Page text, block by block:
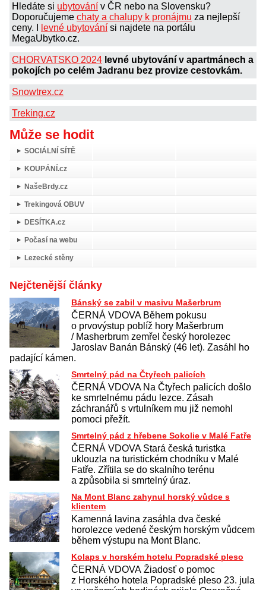
Hledáte si ubytování v ČR nebo na Slovensku?
Doporučujeme chaty a chalupy k pronájmu za nejlepší
ceny. I
levné ubytování si najdete na portálu
MegaUbytko.cz.
CHORVATSKO 2024 levné ubytování v apartmánech a
pokojích po celém Jadranu bez provize cestovkám.
Snowtrex.cz
Treking.cz
Může se hodit
SOCIÁLNÍ SÍTĚ
KOUPÁNÍ.cz
NašeBrdy.cz
Trekingová OBUV
DESÍTKA.cz
Počasí na webu
Lezecké stěny
Nejčtenější články
Bánský se zabil v masivu Mašerbrum
ČERNÁ VDOVA Během pokusu
o prvovýstup poblíž hory Mašerbrum
/ Masherbrum zemřel český horolezec
Jaroslav Banán Bánský (46 let). Zasáhl ho
padající kámen.
Smrtelný pád na Čtyřech palicích
ČERNÁ VDOVA Na Čtyřech palicích došlo
ke smrtelnému pádu lezce. Zásah
záchranářů s vrtulníkem mu již nemohl
pomoci přežít.
Smrtelný pád z hřebene Sokolie v Malé Fatře
ČERNÁ VDOVA Stará česká turistka
uklouzla na turistickém chodníku v Malé
Fatře. Zřítila se do skalního terénu
a způsobila si smrtelný úraz.
Na Mont Blanc zahynul horský vůdce s
klientem
Kamenná lavina zasáhla dva české
horolezce vedené českým horským vůdcem
během výstupu na Mont Blanc.
Kolaps v horském hotelu Popradské pleso
ČERNÁ VDOVA Žiadosť o pomoc
z Horského hotela Popradské pleso 23. jula